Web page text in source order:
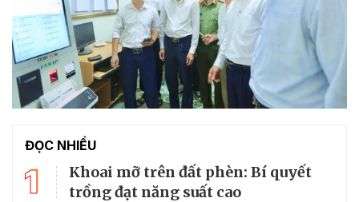
ĐỌC NHIỀU
1
Khoai mỡ trên đất phèn: Bí quyết
trồng đạt năng suất cao